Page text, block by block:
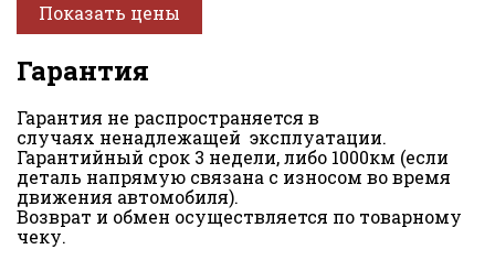
Показать цены
Гарантия
Гарантия не распространяется в
случаях ненадлежащей эксплуатации.
Гарантийный срок 3 недели, либо 1000км (если
деталь напрямую связана с износом во время
движения автомобиля).
Возврат и обмен осуществляется по товарному
чеку.